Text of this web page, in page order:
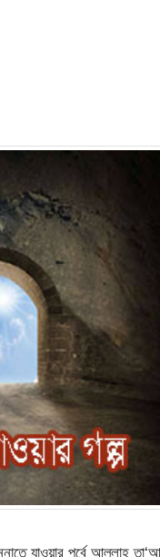
যাওয়ার পূর্বে আল্লাহ